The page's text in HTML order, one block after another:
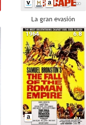
La gran evasión
6.8
1964